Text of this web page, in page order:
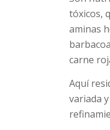
tóxicos,
aminas
carne
Aquí
variada